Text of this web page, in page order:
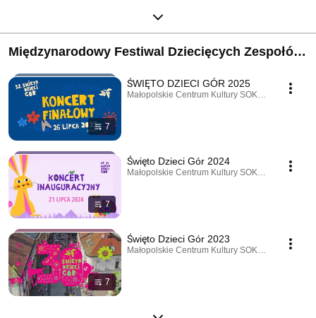
Międzynarodowy Festiwal Dziecięcych Zespołów
7
ŚWIĘTO DZIECI GÓR 2025
Małopolskie Centrum Kultury SOKÓŁ · Playlist
7
Święto Dzieci Gór 2024
Małopolskie Centrum Kultury SOKÓŁ · Playlist
7
Święto Dzieci Gór 2023
Małopolskie Centrum Kultury SOKÓŁ · Playlist